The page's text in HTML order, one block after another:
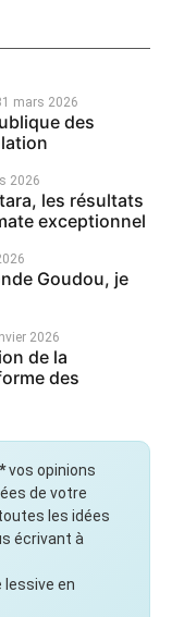
mars 2026
des
2026
les résultats
exceptionnel
Goudou, je
2026
de la
des
vos opinions
de votre
les idées
écrivant à
en